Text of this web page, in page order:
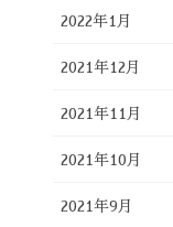
2022年1月
2021年12月
2021年11月
2021年10月
2021年9月